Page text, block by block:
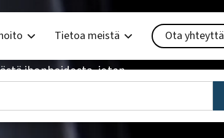
Tietoa meistä Ota yhteyttä
ihonhoidosta, joten
ympäristöjen ja